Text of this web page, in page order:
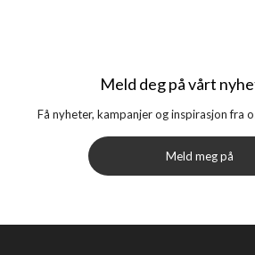
Meld deg på vårt
Få nyheter, kampanjer og inspirasjon fra
Meld meg på